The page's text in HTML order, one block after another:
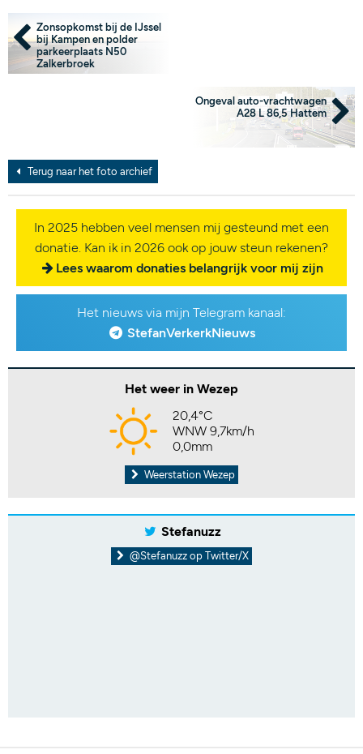
Zonsopkomst bij de IJssel
bij Kampen en polder
parkeerplaats N50
Zalkerbroek
Ongeval auto-vrachtwagen
A28 L 86,5 Hattem
Terug naar het foto archief
In 2025 hebben veel mensen mij gesteund met een
donatie. Kan ik in 2026 ook op jouw steun rekenen?
Lees waarom donaties belangrijk voor mij zijn
Het nieuws via mijn Telegram kanaal:
StefanVerkerkNieuws
Het weer in Wezep
20,4°C
WNW 9,7km/h
0,0mm
Weerstation Wezep
Stefanuzz
@Stefanuzz op Twitter/X